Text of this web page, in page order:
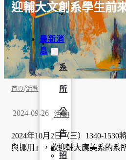
最新消
息
系
所
公
告
招
迎輔大文創系學生前
首頁/活動
2024-09-26 活動
2024年10月2日（三）1340-
與挪用」，歡迎輔大應美系的系